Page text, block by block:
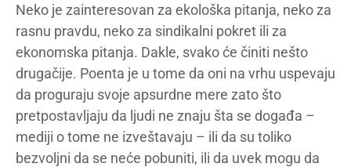
Neko je zainteresovan za ekološka pitanja, neko za
rasnu pravdu, neko za sindikalni pokret ili za
ekonomska pitanja. Dakle, svako će činiti nešto
drugačije. Poenta je u tome da oni na vrhu uspevaju
da proguraju svoje apsurdne mere zato što
pretpostavljaju da ljudi ne znaju šta se događa –
mediji o tome ne izveštavaju – ili da su toliko
bezvoljni da se neće pobuniti, ili da uvek mogu da